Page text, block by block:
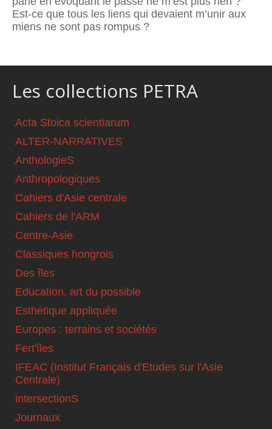
Est-ce que tous les liens qui devaient m’unir aux
miens ne sont pas rompus ?
Les collections PETRA
Acta Stoica scientiarum
ALTER-NARRATIVES
AnthologieS
Anthropologiques
Cahiers d'Asie centrale
Cahiers de l'ARM
Centre-Asie
Classiques hongrois
Des îles
Education, art du possible
Esthétique appliquée
Europes : terrains et sociétés
Fert'îles
IFEAC (Institut Français d'Etudes sur l'Asie
Centrale)
intersectionS
Journaux